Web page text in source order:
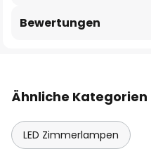
Bewertungen
Ähnliche Kategorien
LED Zimmerlampen